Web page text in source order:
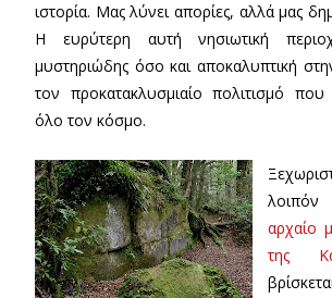
ιστορία. Μας λύνει απορίες, αλλά μας
Η ευρύτερη αυτή νησιωτική
μυστηριώδης όσο και αποκαλυπτική
τον προκατακλυσμιαίο πολιτισμό
όλο τον κόσμο.
λοιπόν
αρχαίο
της